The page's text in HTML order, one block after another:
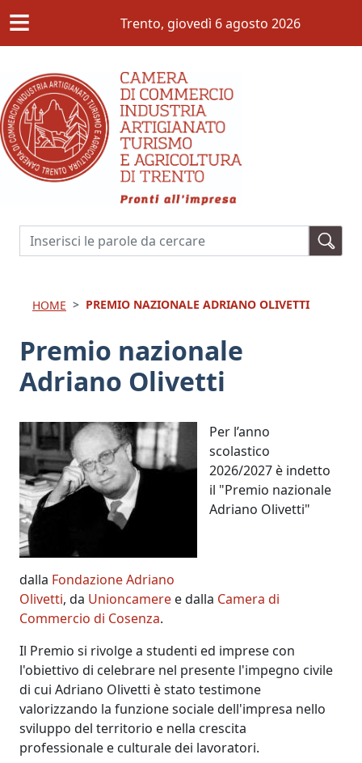
≡ Trento, giovedì 6 agosto 2026
Cerca
HOME PREMIO NAZIONALE ADRIANO OLIVETTI
Premio nazionale
Adriano Olivetti
Per l’anno
scolastico
2026/2027 è indetto
il "Premio nazionale
Adriano Olivetti"
dalla Fondazione Adriano
Olivetti, da Unioncamere e dalla Camera di
Commercio di Cosenza.
Il Premio si rivolge a studenti ed imprese con
l'obiettivo di celebrare nel presente l'impegno civile
di cui Adriano Olivetti è stato testimone
valorizzando la funzione sociale dell'impresa nello
sviluppo del territorio e nella crescita
professionale e culturale dei lavoratori.